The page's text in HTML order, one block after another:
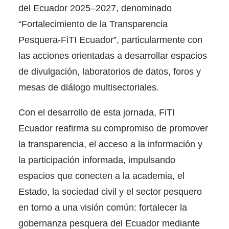
del Ecuador 2025–2027, denominado
“Fortalecimiento de la Transparencia
Pesquera-FiTI Ecuador”, particularmente con
las acciones orientadas a desarrollar espacios
de divulgación, laboratorios de datos, foros y
mesas de diálogo multisectoriales.
Con el desarrollo de esta jornada, FiTI
Ecuador reafirma su compromiso de promover
la transparencia, el acceso a la información y
la participación informada, impulsando
espacios que conecten a la academia, el
Estado, la sociedad civil y el sector pesquero
en torno a una visión común: fortalecer la
gobernanza pesquera del Ecuador mediante